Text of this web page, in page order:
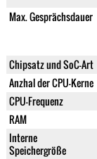
Max. Gesprächsdauer
Chipsatz und SoC-Art
Anzhal der CPU-Kerne
CPU-Frequenz
RAM
Interne
Speichergröße